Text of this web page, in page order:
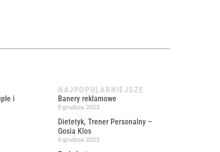
i
NAJPOPULARNIEJSZE
Banery reklamowe
5 grudnia 2023
Dietetyk, Trener Personalny –
Gosia Klos
5 grudnia 2023